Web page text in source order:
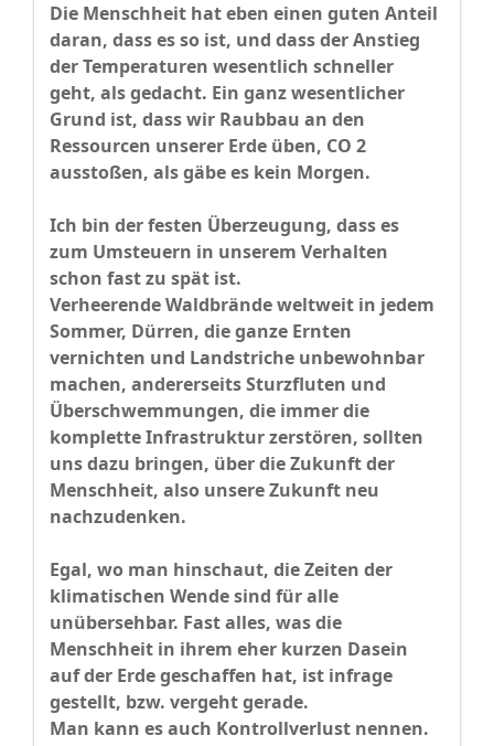
Die Menschheit hat eben einen guten Anteil
daran, dass es so ist, und dass der Anstieg
der Temperaturen wesentlich schneller
geht, als gedacht. Ein ganz wesentlicher
Grund ist, dass wir Raubbau an den
Ressourcen unserer Erde üben, CO 2
ausstoßen, als gäbe es kein Morgen.
Ich bin der festen Überzeugung, dass es
zum Umsteuern in unserem Verhalten
schon fast zu spät ist.
Verheerende Waldbrände weltweit in jedem
Sommer, Dürren, die ganze Ernten
vernichten und Landstriche unbewohnbar
machen, andererseits Sturzfluten und
Überschwemmungen, die immer die
komplette Infrastruktur zerstören, sollten
uns dazu bringen, über die Zukunft der
Menschheit, also unsere Zukunft neu
nachzudenken.
Egal, wo man hinschaut, die Zeiten der
klimatischen Wende sind für alle
unübersehbar. Fast alles, was die
Menschheit in ihrem eher kurzen Dasein
auf der Erde geschaffen hat, ist infrage
gestellt, bzw. vergeht gerade.
Man kann es auch Kontrollverlust nennen.